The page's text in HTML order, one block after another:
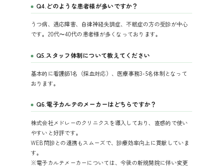
Q4.どのような患者様が多いですか？
うつ病、適応障害、自律神経失調症、不眠症の方の受診が中心
です。20代〜40代の患者様が多くなっております。
Q5.スタッフ体制について教えてください
基本的に看護師1名（採血対応）、医療事務3-5名体制となって
おります。
Q6.電子カルテのメーカーはどちらですか？
株式会社メドレーのクリニクスを導入しており、直感的で使い
やすいと好評です。
WEB問診との連携もスムーズで、診療効率向上に貢献していま
す。
※電子カルテメーカーについては、今後の新規開院に伴い変更